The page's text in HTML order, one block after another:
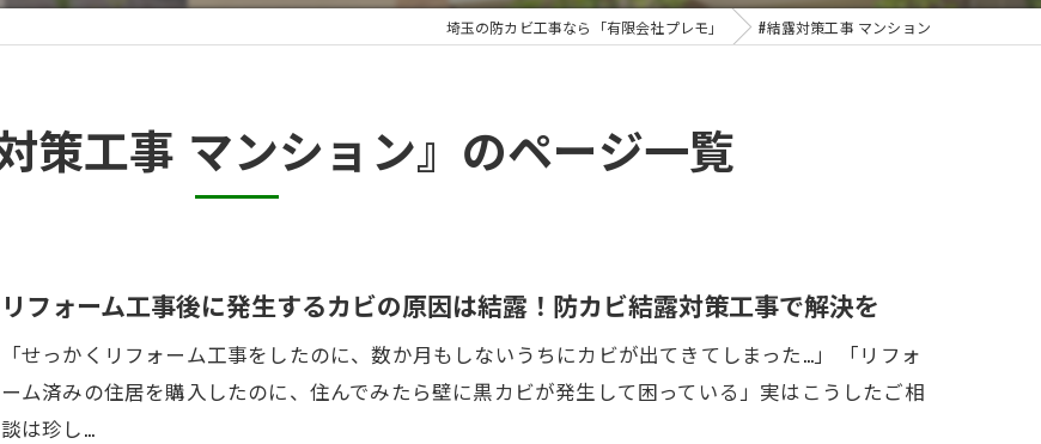
『またか…』の天井結露クレームに終止符を。賃貸オーナー様が最後に頼る専門工事
半地下・地下室のカビ
部屋の除菌消臭
埼玉の防カビ工事なら「有限会社プレモ」 #結露対策工事 マンション
策工事 マンション』のページ一覧
リフォーム工事後に発生するカビの原因は結露！防カビ結露対策工事で解決を
「せっかくリフォーム工事をしたのに、数か月もしないうちにカビが出てきてしまった…」 「リフォ
ーム済みの住居を購入したのに、住んでみたら壁に黒カビが発生して困っている」実はこうしたご相
談は珍し…